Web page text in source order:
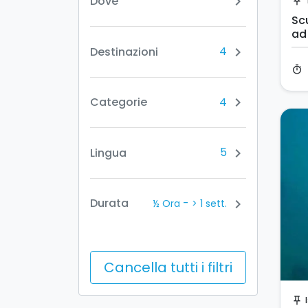
Destinazioni 4 chevron_right
Categorie 4 chevron_right
Lingua 5 chevron_right
Durata ½ Ora - > 1 sett. chevron_right
Cancella tutti i filtri
timer
push_pin